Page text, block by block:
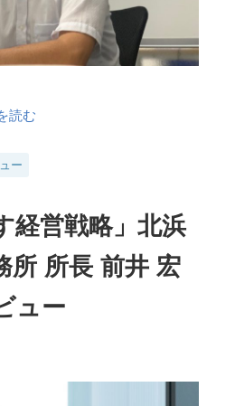
読む
ー
経営戦略」北浜
所 所長 前井 宏
ュー